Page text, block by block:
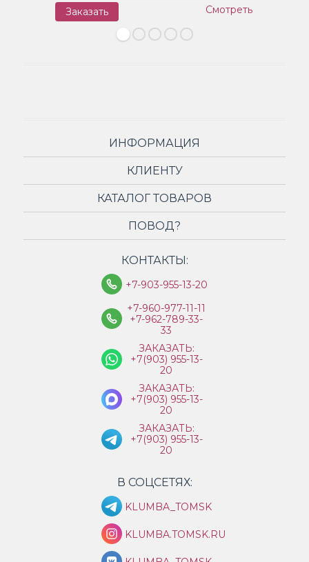
Заказать Смотреть
ИНФОРМАЦИЯ
КЛИЕНТУ
КАТАЛОГ ТОВАРОВ
ПОВОД?
КОНТАКТЫ:
+7-903-955-13-20
+7-960-977-11-11
+7-962-789-33-
33
ЗАКАЗАТЬ:
+7(903) 955-13-
20
ЗАКАЗАТЬ:
+7(903) 955-13-
20
ЗАКАЗАТЬ:
+7(903) 955-13-
20
В СОЦСЕТЯХ:
KLUMBA_TOMSK
KLUMBA.TOMSK.RU